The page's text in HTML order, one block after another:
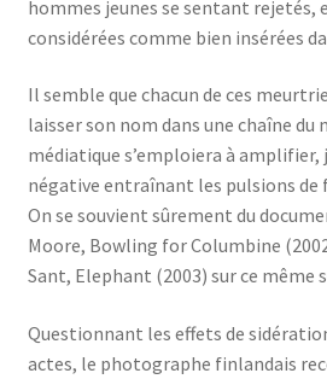
hommes jeunes se sentant rejetés,
considérées comme bien insérées
Il semble que chacun de ces
laisser son nom dans une chaîne du
médiatique s’emploiera à amplifier,
négative entraînant les pulsions de
On se souvient sûrement du
Moore, Bowling for Columbine
Sant, Elephant (2003) sur ce même
Questionnant les effets de
actes, le photographe finlandais